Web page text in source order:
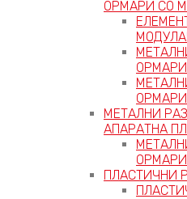
ОРМАРИ СО
МЕТАЛНИ
АПАРАТНА
ПЛАСТИЧНИ